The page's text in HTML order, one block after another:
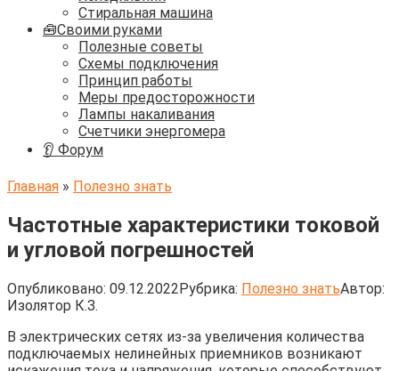
Стиральная машина
🧰Своими руками
Полезные советы
Схемы подключения
Принцип работы
Меры предосторожности
Лампы накаливания
Счетчики энергомера
👂 Форум
Главная » Полезно знать
Частотные характеристики токовой
и угловой погрешностей
Опубликовано: 09.12.2022Рубрика: Полезно знатьАвтор:
Изолятор К.З.
В электрических сетях из-за увеличения количества
подключаемых нелинейных приемников возникают